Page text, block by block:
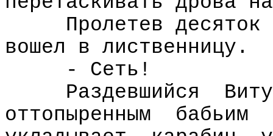
Пролетев
вошел в лиственницу.
- Сеть!
Раздевшийся
оттопыренным
бабьим